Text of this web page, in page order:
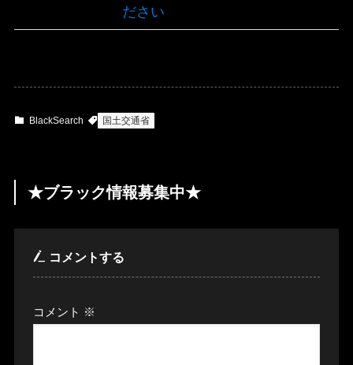
ださい
BlackSearch 国土交通省
★ブラック情報募集中★
コメントする
コメント ※